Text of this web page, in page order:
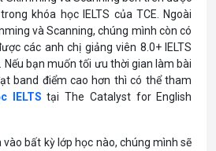
khóa học IELTS của TCE. Ngoài
và Scanning, chúng mình còn có
các anh chị giảng viên 8.0+ IELTS
Nếu bạn muốn tối ưu thời gian làm bài
band điểm cao hơn thì có thể tham
IELTS tại The Catalyst for English
bất kỳ lớp học nào, chúng mình sẽ